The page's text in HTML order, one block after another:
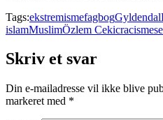
Tags:ekstremismefagbogGyldendal
islamMuslimÖzlem Cekicracisme
Skriv et svar
Din e-mailadresse vil ikke blive
markeret med *